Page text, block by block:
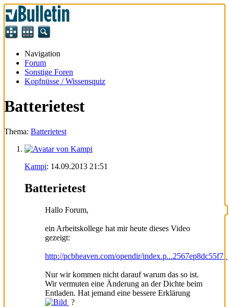
Navigation
Forum
Sonstige Foren
Kopfnüsse / Wissensquiz
Batterietest
Thema: Batterietest
Kampi: 14.09.2013 21:51
Batterietest
Hallo Forum,
ein Arbeitskollege hat mir heute dieses Video
gezeigt:
http://pcbheaven.com/opendir/index.p...2567ep8dc55f71
Nur wir kommen nicht darauf warum das so ist.
Wir vermuten eine Änderung an der Dichte beim
Entladen. Hat jemand eine bessere Erklärung
?